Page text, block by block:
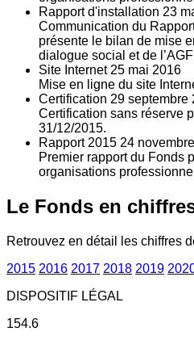
Rapport d'installation 23
Communication du
présente le bilan de mise
dialogue social et de
Site Internet 25 mai 2016
Mise en ligne du site
Certification 29 septembre
Certification sans réserve
31/12/2015.
Rapport 2015 24
Premier rapport du Fonds
organisations
Le Fonds en
Retrouvez en détail les chiffres
2015 2016 2017 2018 2019
DISPOSITIF LÉGAL
154.6